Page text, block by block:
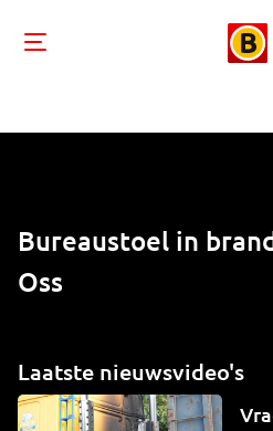
Bureaustoel in
Oss
Laatste nieuwsvideo's